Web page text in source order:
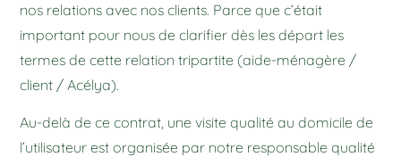
nos relations avec nos clients. Parce que c’était
important pour nous de clarifier dès les départ les
termes de cette relation tripartite (aide-ménagère /
client / Acélya).
Au-delà de ce contrat, une visite qualité au domicile de
l’utilisateur est organisée par notre responsable qualité